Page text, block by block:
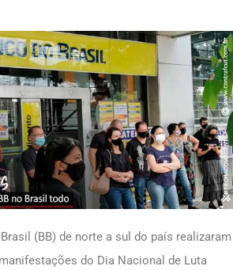
(BB) de norte a sul do país realizaram
do Dia Nacional de Luta